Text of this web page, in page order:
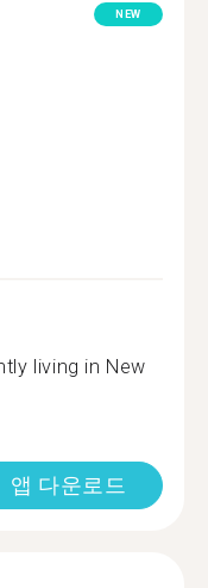
NEW
living in New
앱 다운로드